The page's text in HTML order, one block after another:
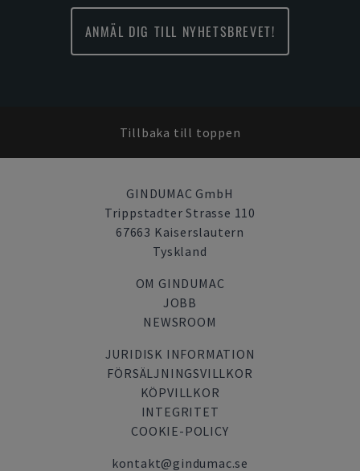
ANMÄL DIG TILL NYHETSBREVET!
Tillbaka till toppen
GINDUMAC GmbH
Trippstadter Strasse 110
67663 Kaiserslautern
Tyskland
OM GINDUMAC
JOBB
NEWSROOM
JURIDISK INFORMATION
FÖRSÄLJNINGSVILLKOR
KÖPVILLKOR
INTEGRITET
COOKIE-POLICY
kontakt@gindumac.se